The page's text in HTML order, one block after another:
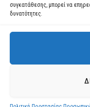
συγκατάθεσης, μπορεί να
δυνατότητες.
Χρησιμοποιούμε cookies
πλοήγησης στον ιστότοπό